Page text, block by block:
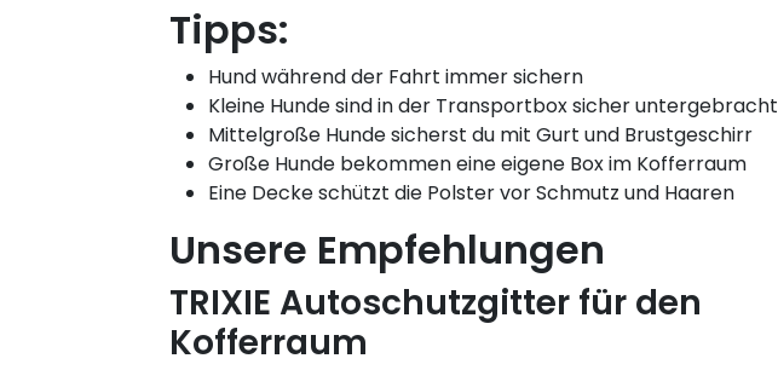
Tipps:
Hund während der Fahrt immer sichern
Kleine Hunde sind in der Transportbox sicher untergebracht
Mittelgroße Hunde sicherst du mit Gurt und Brustgeschirr
Große Hunde bekommen eine eigene Box im Kofferraum
Eine Decke schützt die Polster vor Schmutz und Haaren
Unsere Empfehlungen
TRIXIE Autoschutzgitter für den
Kofferraum